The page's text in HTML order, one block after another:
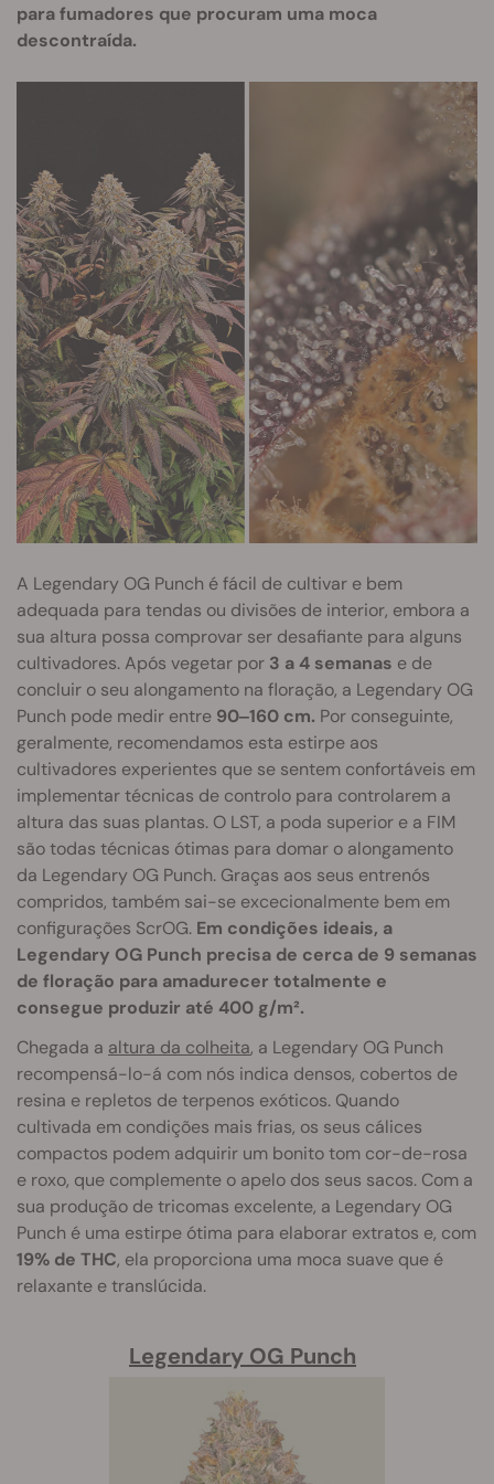
para fumadores que procuram uma moca
descontraída.
A Legendary OG Punch é fácil de cultivar e bem
adequada para tendas ou divisões de interior, embora a
sua altura possa comprovar ser desafiante para alguns
cultivadores. Após vegetar por 3 a 4 semanas e de
concluir o seu alongamento na floração, a Legendary OG
Punch pode medir entre 90‒160 cm. Por conseguinte,
geralmente, recomendamos esta estirpe aos
cultivadores experientes que se sentem confortáveis em
implementar técnicas de controlo para controlarem a
altura das suas plantas. O LST, a poda superior e a FIM
são todas técnicas ótimas para domar o alongamento
da Legendary OG Punch. Graças aos seus entrenós
compridos, também sai-se excecionalmente bem em
configurações ScrOG. Em condições ideais, a
Legendary OG Punch precisa de cerca de 9 semanas
de floração para amadurecer totalmente e
consegue produzir até 400 g/m².
Chegada a altura da colheita, a Legendary OG Punch
recompensá-lo-á com nós indica densos, cobertos de
resina e repletos de terpenos exóticos. Quando
cultivada em condições mais frias, os seus cálices
compactos podem adquirir um bonito tom cor-de-rosa
e roxo, que complemente o apelo dos seus sacos. Com a
sua produção de tricomas excelente, a Legendary OG
Punch é uma estirpe ótima para elaborar extratos e, com
19% de THC, ela proporciona uma moca suave que é
relaxante e translúcida.
Legendary OG Punch